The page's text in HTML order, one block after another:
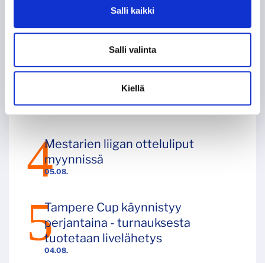
Salli kaikki
Salli valinta
Kiellä
menoin – Ilves vastassa Tampere
Cupin iltaottelussa
14:00
superkauden peliasu julki
05.08.
Mestarien liigan otteluliput
myynnissä
04.08.
Tampere Cup käynnistyy
perjantaina - turnauksesta
tuotetaan livelähetys